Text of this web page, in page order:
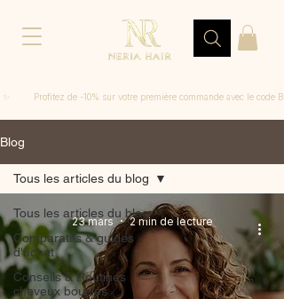
✨         Profitez de -10% sur votre première commande avec le code
Blog
Tous les articles du blog
Comparatifs & guides
d'achat
Conseils & Routines
cheveux bouclés
Tous les articles du blog
23 mars 2 min de lecture